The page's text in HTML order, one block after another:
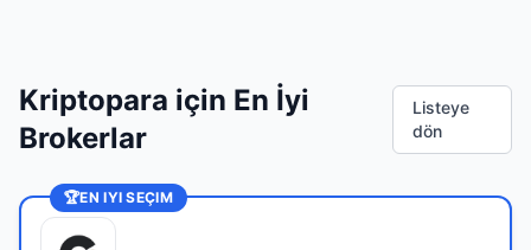
Kriptopara için En İyi
Brokerlar
Listeye
dön
🏆EN IYI SEÇIM